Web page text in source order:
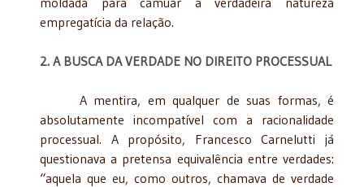
empregatícia da relação.
2. A BUSCA DA VERDADE NO DIREITO PROCESSUAL
A mentira, em qualquer de suas formas, é
absolutamente incompatível com a racionalidade
processual. A propósito, Francesco Carnelutti já
questionava a pretensa equivalência entre verdades:
“aquela que eu, como outros, chamava de verdade